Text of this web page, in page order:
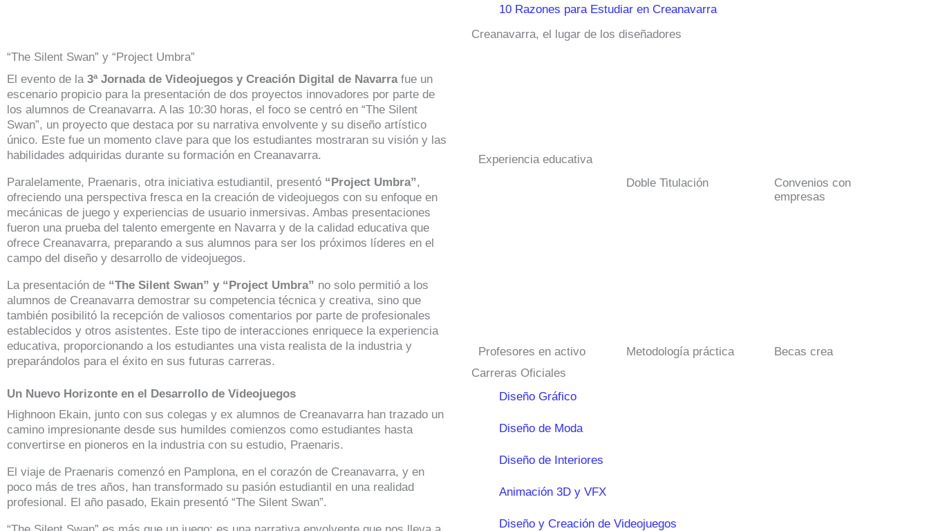
“The Silent Swan” y “Project Umbra”
El evento de la 3ª Jornada de Videojuegos y Creación Digital de Navarrafue un
escenario propicio para la presentación de dos proyectos innovadores por parte de
los alumnos de Creanavarra. A las 10:30 horas, el foco se centró en “The Silent
Swan”, un proyecto que destaca por su narrativa envolvente y su diseño artístico
único. Este fue un momento clave para que los estudiantes mostraran su visión y las
habilidades adquiridas durante su formación en Creanavarra.
Paralelamente, Praenaris, otra iniciativa estudiantil, presentó “Project Umbra”,
ofreciendo una perspectiva fresca en la creación de videojuegos con su enfoque en
mecánicas de juego y experiencias de usuario inmersivas. Ambas presentaciones
fueron una prueba del talento emergente en Navarra y de la calidad educativa que
ofrece Creanavarra, preparando a sus alumnos para ser los próximos líderes en el
campo del diseño y desarrollo de videojuegos.
La presentación de “The Silent Swan” y “Project Umbra” no solo permitió a los
alumnos de Creanavarra demostrar su competencia técnica y creativa, sino que
también posibilitó la recepción de valiosos comentarios por parte de profesionales
establecidos y otros asistentes. Este tipo de interacciones enriquece la experiencia
educativa, proporcionando a los estudiantes una vista realista de la industria y
preparándolos para el éxito en sus futuras carreras.
Un Nuevo Horizonte en el Desarrollo de Videojuegos
Highnoon Ekain, junto con sus colegas y ex alumnos de Creanavarra han trazado un
camino impresionante desde sus humildes comienzos como estudiantes hasta
convertirse en pioneros en la industria con su estudio, Praenaris.
El viaje de Praenaris comenzó en Pamplona, en el corazón de Creanavarra, y en
poco más de tres años, han transformado su pasión estudiantil en una realidad
profesional. El año pasado, Ekain presentó “The Silent Swan”.
10 Razones para Estudiar en Creanavarra
Creanavarra, el lugar de los diseñadores
Experiencia educativa
Doble Titulación
Convenios con
empresas
Profesores en activo Metodología práctica
Becas crea
Carreras Oficiales
Diseño Gráfico
Diseño de Moda
Diseño de Interiores
Animación 3D y VFX
Diseño y Creación de Videojuegos